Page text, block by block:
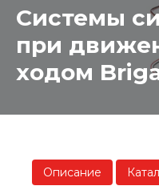
Системы
при
ходом
Описание